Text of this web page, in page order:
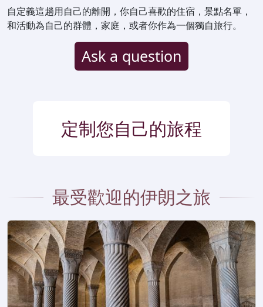
自定義這趟用自己的離開，你自己喜歡的住宿，景點名單，
和活動為自己的群體，家庭，或者你作為一個獨自旅行。
Ask a question
定制您自己的旅程